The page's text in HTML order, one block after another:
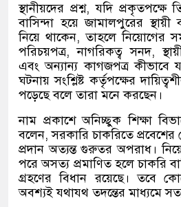
স্থানীয়দের প্রশ্ন, যদি
বাসিন্দা হয়ে জামালপুরের স্থায়ী
নিয়ে থাকেন, তাহলে নিয়োগের
পরিচয়পত্র, নাগরিকত্ব সনদ,
এবং অন্যান্য কাগজপত্র কীভাবে
ঘটনায় সংশ্লিষ্ট কর্তৃপক্ষের
পড়েছে বলে তারা মনে করছেন।
নাম প্রকাশে অনিচ্ছুক শিক্ষা
বলেন, সরকারি চাকরিতে প্রবেশের
প্রদান অত্যন্ত গুরুতর অপরাধ।
পরে অসত্য প্রমাণিত হলে চাকরি
গ্রহণের বিধান রয়েছে। তবে
অবশ্যই যথাযথ তদন্তের মাধ্যমে